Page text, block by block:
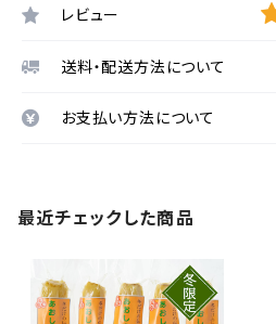
レビュー
送料・配送方法について
お支払い方法について
最近チェックした商品